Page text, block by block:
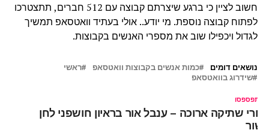
חשוב לציין כי ברגע שיצרתם קבוצה עם 512 חברים, תתצטרכו
לפתוח קבוצה נוספת. מי יודע.. אולי בעתיד וואטסאפ תמשיך
לגדול ויכפילו שוב את מספרי האנשים בקבוצות.
נושאים דומים כמות אנשים בקבוצות וואטסאפ
ראשי
שידרוג בוואטסאפ
תפספסו
שתיקה ארוכה – ענבל אור בראיון חושפני לחן